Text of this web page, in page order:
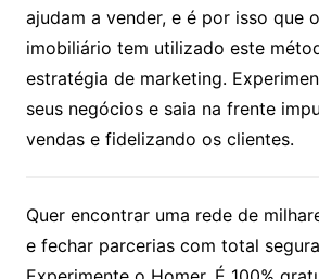
ajudam a vender, e é por isso que
imobiliário tem utilizado este
estratégia de marketing.
seus negócios e saia na frente
vendas e fidelizando os clientes.
Quer encontrar uma rede de
e fechar parcerias com total